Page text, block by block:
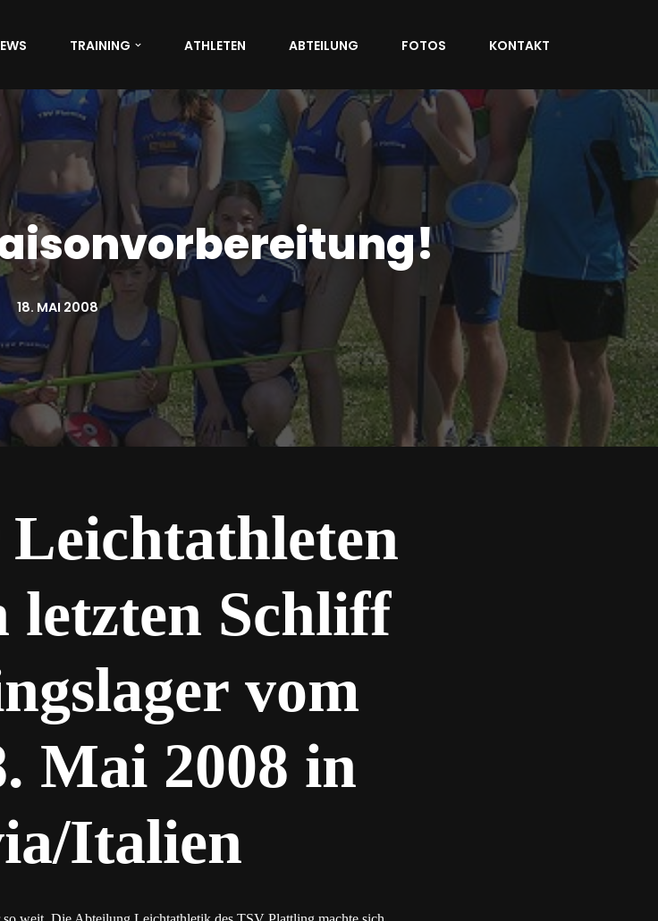
TRAINING ATHLETEN ABTEILUNG FOTOS KONTAKT
18. MAI 2008
letzten Schliff
vom
Mai 2008 in
Italien